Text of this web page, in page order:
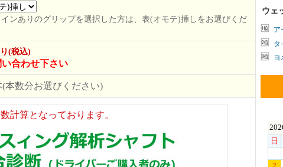
ンありのグリップを選択した方は、表(オモテ)挿しをお選びくだ
り(税込)
合わせ下さい
(本数分お選びください)
計算となっております。
ウェ
ア
タ
ヨ